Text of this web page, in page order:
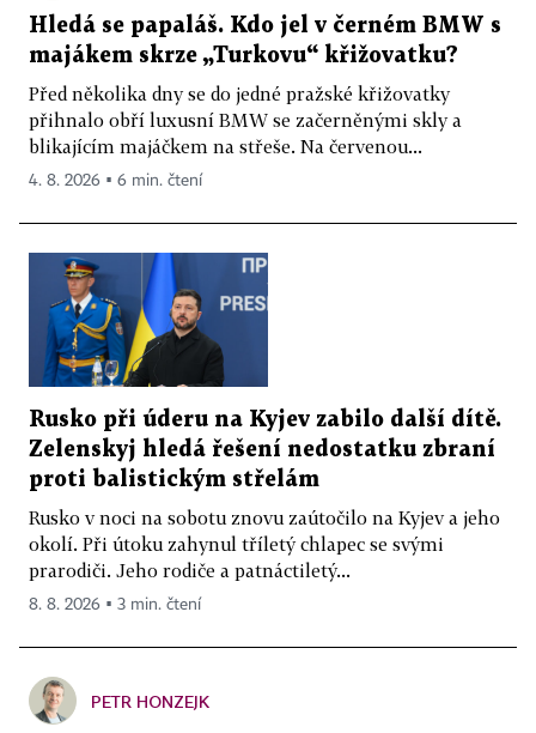
Hledá se papaláš. Kdo jel v černém BMW s
majákem skrze „Turkovu“ křižovatku?
Před několika dny se do jedné pražské křižovatky
přihnalo obří luxusní BMW se začerněnými skly a
blikajícím majáčkem na střeše. Na červenou...
4. 8. 2026 ▪ 6 min. čtení
Rusko při úderu na Kyjev zabilo další dítě.
Zelenskyj hledá řešení nedostatku zbraní
proti balistickým střelám
Rusko v noci na sobotu znovu zaútočilo na Kyjev a jeho
okolí. Při útoku zahynul tříletý chlapec se svými
prarodiči. Jeho rodiče a patnáctiletý...
8. 8. 2026 ▪ 3 min. čtení
PETR HONZEJK